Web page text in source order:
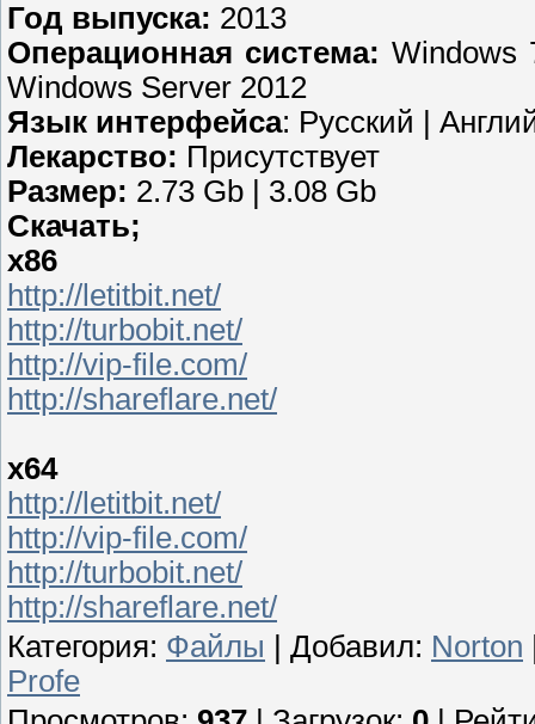
Год выпуска: 2013
Операционная система: Windows
Windows Server 2012
Язык интерфейса: Русский |
Лекарство: Присутствует
Размер: 2.73 Gb | 3.08 Gb
Скачать;
х86
http://letitbit.net/
http://turbobit.net/
http://vip-file.com/
http://shareflare.net/
х64
http://letitbit.net/
http://vip-file.com/
http://turbobit.net/
http://shareflare.net/
Категория: Файлы Добавил: Norton
Profe